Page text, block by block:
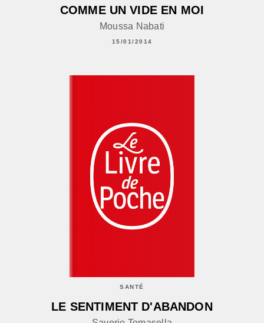
COMME UN VIDE EN MOI
Moussa Nabati
15/01/2014
SANTÉ
LE SENTIMENT D'ABANDON